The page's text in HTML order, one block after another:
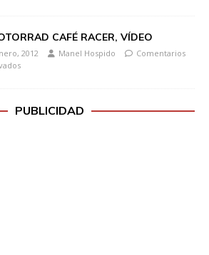
CAFÉ RACER, VÍDEO
2012 Manel Hospido
Comentarios
PUBLICIDAD